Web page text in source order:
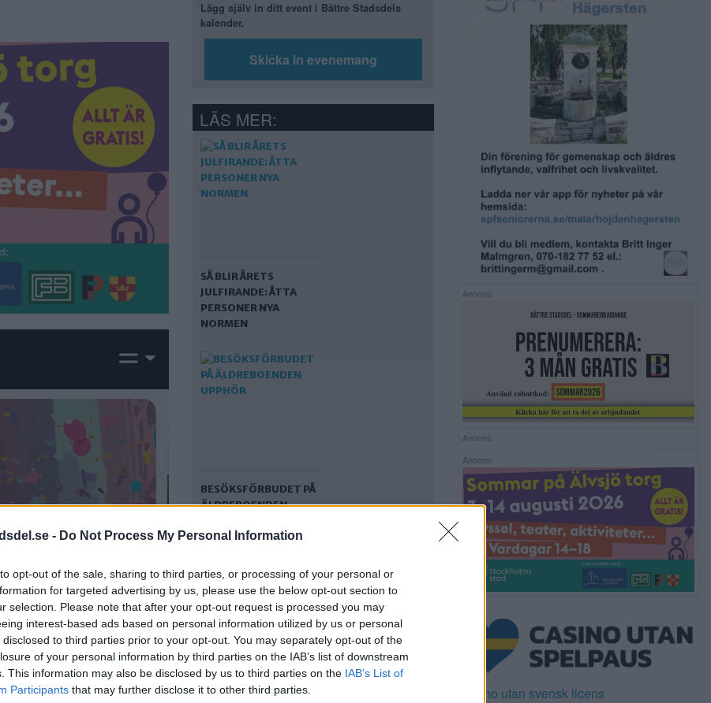
- Do Not Process My Personal Information
opt-out of the sale, sharing to third parties, or processing of your personal or
for targeted advertising by us, please use the below opt-out section to
selection. Please note that after your opt-out request is processed you may
interest-based ads based on personal information utilized by us or personal
disclosed to third parties prior to your opt-out. You may separately opt-out of the
of your personal information by third parties on the IAB’s list of downstream
This information may also be disclosed by us to third parties on the IAB’s List of
Participants that may further disclose it to other third parties.
Lägg själv in ditt event i Bättre Stadsdels
kalender.
Skicka in evenemang
LÄS MER:
SÅ BLIR ÅRETS
JULFIRANDE: ÅTTA
PERSONER NYA
NORMEN
BESÖKSFÖRBUDET PÅ
ÄLDREBOENDEN
ALLA RESTRIKTIONER
Annons:
Annons:
Annons:
Casino utan svensk licens